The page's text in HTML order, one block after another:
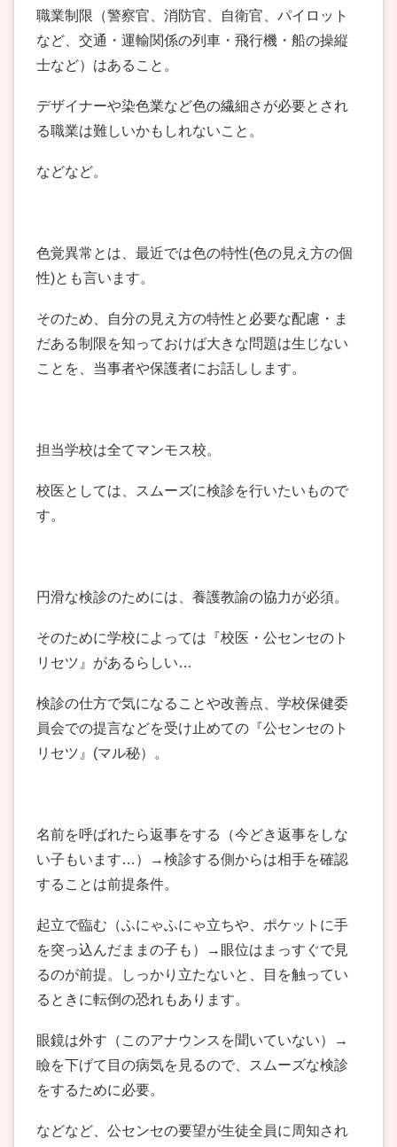
職業制限（警察官、消防官、自衛官、パイロット
など、交通・ 運輸関係の列車・飛行機・船の操縦
士など）はあること。
デザイナーや染色業など色の繊細さが必要とされ
る職業は難しいかもしれないこと。
などなど。
色覚異常とは、最近では色の特性(色の見え方の個
性)とも言います。
そのため、自分の見え方の特性と必要な配慮・ま
だある制限を知っておけば大きな問題は生じない
ことを、当事者や保護者にお話しします。
担当学校は全てマンモス校。
校医としては、スムーズに検診を行いたいもので
す。
円滑な検診のためには、養護教諭の協力が必須。
そのために学校によっては『校医・公センセのト
リセツ』があるらしい…
検診の仕方で気になることや改善点、学校保健委
員会での提言などを受け止めての『公センセのト
リセツ』(マル秘）。
名前を呼ばれたら返事をする（今どき返事をしな
い子もいます…）→検診する側からは相手を確認
することは前提条件。
起立で臨む（ふにゃふにゃ立ちや、ポケットに手
を突っ込んだままの子も）→眼位はまっすぐで見
るのが前提。しっかり立たないと、目を触ってい
るときに転倒の恐れもあります。
眼鏡は外す（このアナウンスを聞いていない）→
瞼を下げて目の病気を見るので、スムーズな検診
をするために必要。
などなど、公センセの要望が生徒全員に周知され